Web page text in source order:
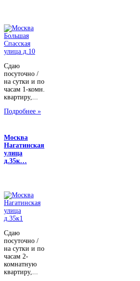
Сдаю
посуточно /
на сутки и по
часам 1-комн.
квартиру,...
Подробнее »
Москва
Нагатинская
улица
д.35к…
Сдаю
посуточно /
на сутки и по
часам 2-
комнатную
квартиру,...